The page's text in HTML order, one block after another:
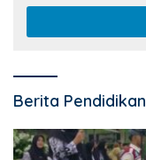
Berita Pendidikan